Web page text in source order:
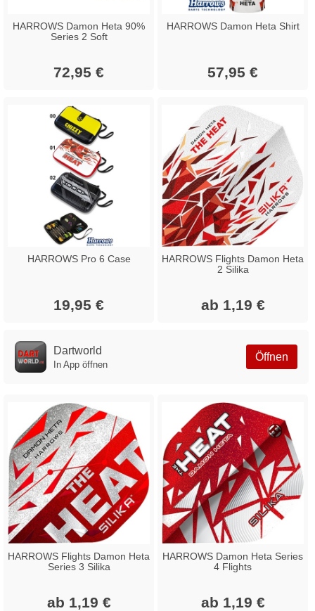
HARROWS Damon Heta 90%
Series 2 Soft
72,95 €
HARROWS Damon Heta Shirt
57,95 €
HARROWS Pro 6 Case
19,95 €
HARROWS Flights Damon Heta
2 Silika
ab 1,19 €
Öffnen
Dartworld
In App öffnen
HARROWS Flights Damon Heta
Series 3 Silika
ab 1,19 €
HARROWS Damon Heta Series
4 Flights
ab 1,19 €